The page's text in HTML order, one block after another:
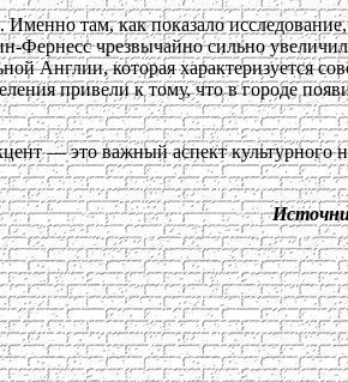
там, как показало
Фернесс чрезвычайно сильно
Англии, которая характеризуется
привели к тому, что в городе
— это важный аспект культурного